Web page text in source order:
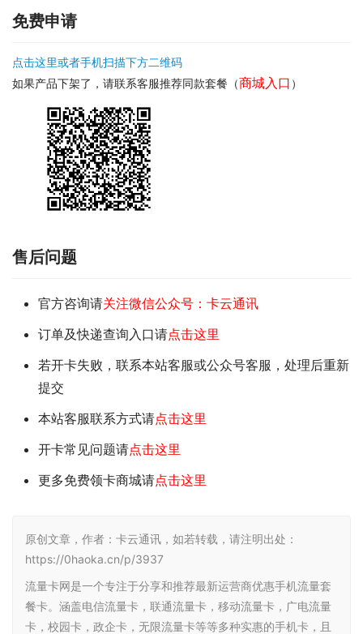
免费申请
点击这里或者手机扫描下方二维码
如果产品下架了，请联系客服推荐同款套餐（商城入口 ）
售后问题
官方咨询请关注微信公众号：卡云通讯
订单及快递查询入口请点击这里
若开卡失败，联系本站客服或公众号客服，处理后重新
提交
本站客服联系方式请点击这里
开卡常见问题请点击这里
更多免费领卡商城请点击这里
原创文章，作者：卡云通讯，如若转载，请注明出处：
https://0haoka.cn/p/3937
流量卡网是一个专注于分享和推荐最新运营商优惠手机流量套
餐卡。涵盖电信流量卡，联通流量卡，移动流量卡，广电流量
卡，校园卡，政企卡，无限流量卡等等多种实惠的手机卡，且